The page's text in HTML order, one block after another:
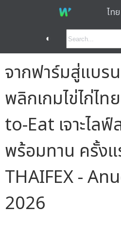
ไทย
◐
จากฟาร์มสู่แบร
พลิกเกมไข่ไก่ไ
to-Eat เจาะไลฟ์
พร้อมทาน ครั้งแ
THAIFEX -
2026